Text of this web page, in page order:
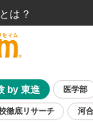
by 東進 医学部
徹底リサーチ 河